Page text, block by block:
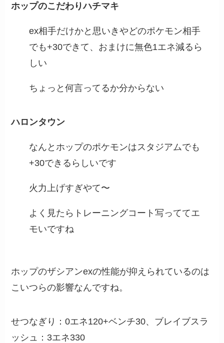
ホップのこだわりハチマキ
ex相手だけかと思いきやどのポケモン相手
でも+30できて、おまけに無色1エネ減るら
しい
ちょっと何言ってるか分からない
ハロンタウン
なんとホップのポケモンはスタジアムでも
+30できるらしいです
火力上げすぎやて〜
よく見たらトレーニングコート写っててエ
モいですね
ホップのザシアンexの性能が抑えられているのは
こいつらの影響なんですね。
せつなぎり：0エネ120+ベンチ30、ブレイブスラ
ッシュ：3エネ330